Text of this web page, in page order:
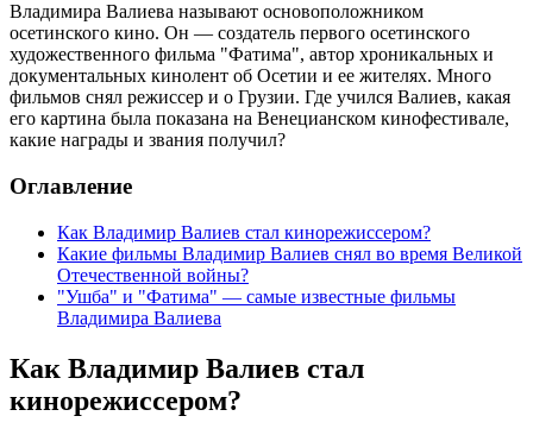
Владимира Валиева называют основоположником
осетинского кино. Он — создатель первого осетинского
художественного фильма "Фатима", автор хроникальных и
документальных кинолент об Осетии и ее жителях. Много
фильмов снял режиссер и о Грузии. Где учился Валиев, какая
его картина была показана на Венецианском кинофестивале,
какие награды и звания получил?
Оглавление
Как Владимир Валиев стал кинорежиссером?
Какие фильмы Владимир Валиев снял во время Великой
Отечественной войны?
"Ушба" и "Фатима" — самые известные фильмы
Владимира Валиева
Как Владимир Валиев стал
кинорежиссером?